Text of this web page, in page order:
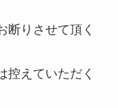
りさせて頂く
えていただく